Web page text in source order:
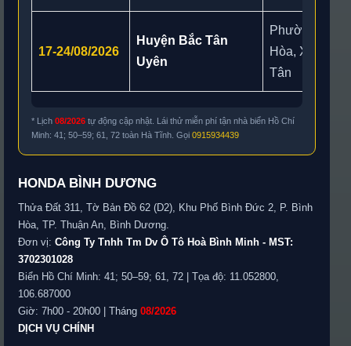
17-24/08/2026
Huyện Bắc Tân
Uyên
Phường
Hòa, Xã Bắc
Tân
* Lịch 08/2026 tự động cập nhật. Lái thử miễn phí tận nhà biển Hồ Chí
Minh: 41; 50–59; 61, 72 toàn Hà Tĩnh. Gọi 0915934439
HONDA BÌNH DƯƠNG
Thửa Đất 311, Tờ Bản Đồ 62 (D2), Khu Phố Bình Đức 2, P. Bình
Hòa, TP. Thuận An, Bình Dương.
Đơn vị: Công Ty Tnhh Tm Dv Ô Tô Hoà Bình Minh - MST:
3702301028
Biển Hồ Chí Minh: 41; 50–59; 61, 72 | Tọa độ: 11.052800,
106.687000
Giờ: 7h00 - 20h00 | Tháng 08/2026
DỊCH VỤ CHÍNH